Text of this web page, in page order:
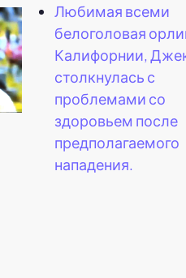
Любимая всеми
белоголовая
Калифорнии,
столкнулась с
проблемами со
здоровьем после
предполагаемого
нападения.